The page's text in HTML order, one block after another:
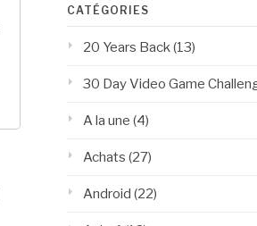
CATÉGORIES
20 Years Back (13)
30 Day Video Game
A la une (4)
Achats (27)
Android (22)